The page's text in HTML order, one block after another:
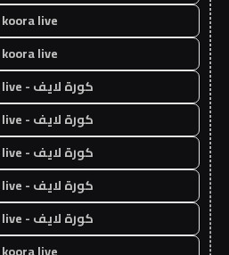
koora live
koora live
كورة لايف - koora live
كورة لايف - koora live
كورة لايف - koora live
كورة لايف - koora live
كورة لايف - koora live